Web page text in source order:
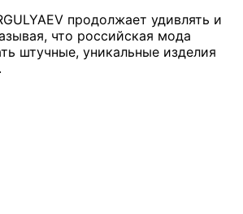
продолжает удивлять и
что российская мода
штучные, уникальные изделия